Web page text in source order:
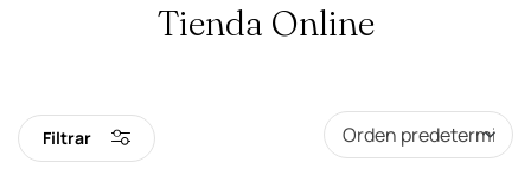
Tienda Online
Filtrar